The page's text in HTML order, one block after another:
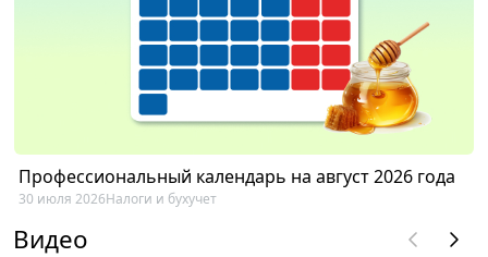
Профессиональный календарь на август 2026 года
30 июля 2026Налоги и бухучет
Видео